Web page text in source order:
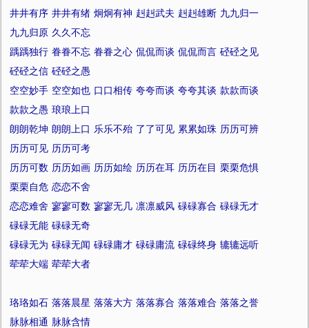
井井有序 井井有绪 炯炯有神 赳赳武夫 赳赳雄断 九九归一
九九归原 久久不忘
踽踽独行 眷眷不忘 眷眷之心 侃侃而谈 侃侃而言 硁硁之见
硁硁之信 硁硁之愚
空空妙手 空空如也 口口相传 夸夸而谈 夸夸其谈 款款而谈
款款之愚 琅琅上口
朗朗乾坤 朗朗上口 乐乐不殆 了了可见 累累如珠 历历可辨
历历可见 历历可考
历历可数 历历如画 历历如绘 历历在耳 历历在目 栗栗危惧
栗栗自危 恋恋不舍
恋恋难舍 寥寥可数 寥寥无几 凛凛威风 碌碌寡合 碌碌无才
碌碌无能 碌碌无奇
碌碌无为 碌碌无闻 碌碌庸才 碌碌庸流 碌碌终身 辘辘远听
荦荦大端 荦荦大者
珞珞如石 落落晨星 落落大方 落落寡合 落落难合 落落之誉
脉脉相通 脉脉含情